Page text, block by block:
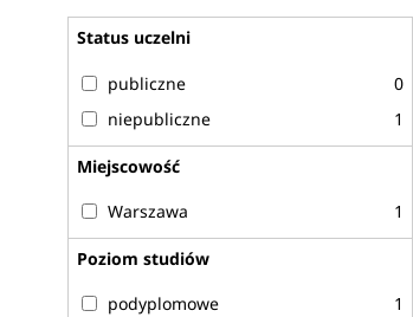
Status uczelni
publiczne
0
niepubliczne
1
Miejscowość
Warszawa 1
Poziom studiów
podyplomowe 1